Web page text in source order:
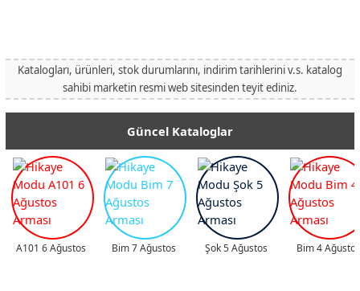
Katalogları, ürünleri, stok durumlarını, indirim tarihlerini v.s. katalog
sahibi marketin resmi web sitesinden teyit ediniz.
Güncel Kataloglar
A101 6 Ağustos Bim 7 Ağustos Şok 5 Ağustos Bim 4 Ağustos